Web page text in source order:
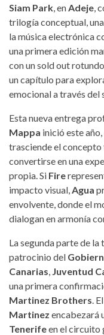
Siam Park, enAdeje,
trilogía conceptual,
la música electrónica
una primera edición
con un sold out
un capítulo para
emocional a través del
Esta nueva entrega
Mappa inició este
trasciende el
convertirse en una
propia. Si Fire
impacto visual,Agua
envolvente, donde el
dialogan en armonía
La segunda parte de
patrocinio del
Canarias, Juventud
una primera
Martinez Brothers.
Martinez encabezará
Tenerifeen el circuito